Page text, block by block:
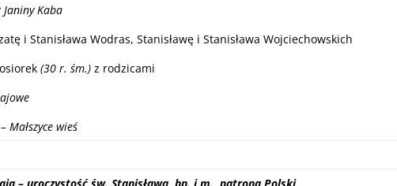
Janiny Kaba
i Stanisława Wodras, Stanisławę i Stanisława Wojciechowskich
(30 r. śm.) z rodzicami
Małszyce wieś